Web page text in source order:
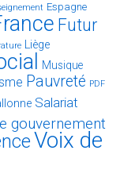
Espagne
Futur
Liège
Musique
Pauvreté PDF
Salariat
gouvernement
Voix de